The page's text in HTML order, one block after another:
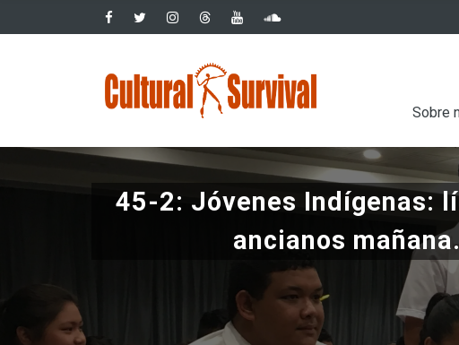
al
Sobre
45-2: Jóvenes Indígenas:
ancianos mañana.